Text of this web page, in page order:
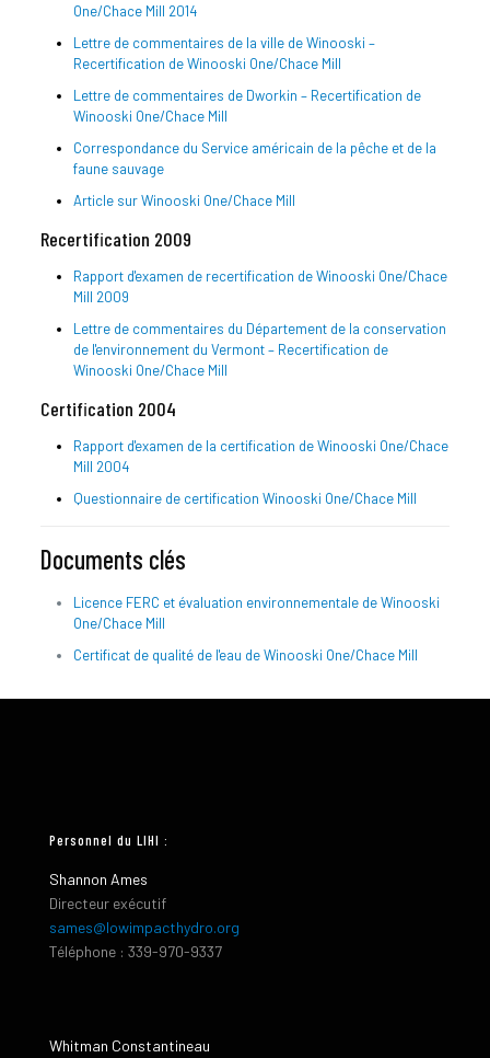
One/Chace Mill 2014
Lettre de commentaires de la ville de Winooski –
Recertification de Winooski One/Chace Mill
Lettre de commentaires de Dworkin – Recertification de
Winooski One/Chace Mill
Correspondance du Service américain de la pêche et de la
faune sauvage
Article sur Winooski One/Chace Mill
Recertification 2009
Rapport d'examen de recertification de Winooski One/Chace
Mill 2009
Lettre de commentaires du Département de la conservation
de l'environnement du Vermont – Recertification de
Winooski One/Chace Mill
Certification 2004
Rapport d'examen de la certification de Winooski One/Chace
Mill 2004
Questionnaire de certification Winooski One/Chace Mill
Documents clés
Licence FERC et évaluation environnementale de Winooski
One/Chace Mill
Certificat de qualité de l'eau de Winooski One/Chace Mill
Personnel du LIHI :
Shannon Ames
Directeur exécutif
sames@lowimpacthydro.org
Téléphone : 339-970-9337
Whitman Constantineau